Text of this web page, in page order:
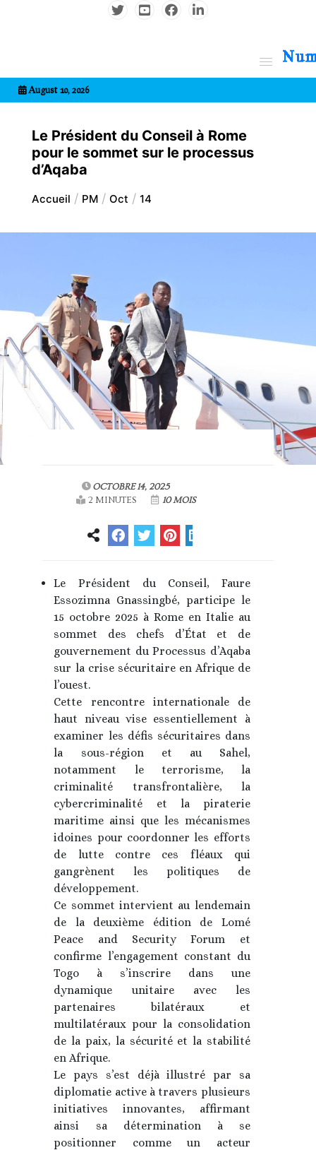
August 10, 2026
Le Président du Conseil à Rome
pour le sommet sur le processus
d’Aqaba
Accueil PM Oct 14
OCTOBRE 14, 2025
2 MINUTES
10 MOIS
Le Président du Conseil, Faure
Essozimna Gnassingbé, participe le
15 octobre 2025 à Rome en Italie au
sommet des chefs d’État et de
gouvernement du Processus d’Aqaba
sur la crise sécuritaire en Afrique de
l’ouest.
Cette rencontre internationale de
haut niveau vise essentiellement à
examiner les défis sécuritaires dans
la sous-région et au Sahel,
notamment le terrorisme, la
criminalité transfrontalière, la
cybercriminalité et la piraterie
maritime ainsi que les mécanismes
idoines pour coordonner les efforts
de lutte contre ces fléaux qui
gangrènent les politiques de
développement.
Ce sommet intervient au lendemain
de la deuxième édition de Lomé
Peace and Security Forum et
confirme l’engagement constant du
Togo à s’inscrire dans une
dynamique unitaire avec les
partenaires bilatéraux et
multilatéraux pour la consolidation
de la paix, la sécurité et la stabilité
en Afrique.
Le pays s’est déjà illustré par sa
diplomatie active à travers plusieurs
initiatives innovantes, affirmant
ainsi sa détermination à se
positionner comme un acteur